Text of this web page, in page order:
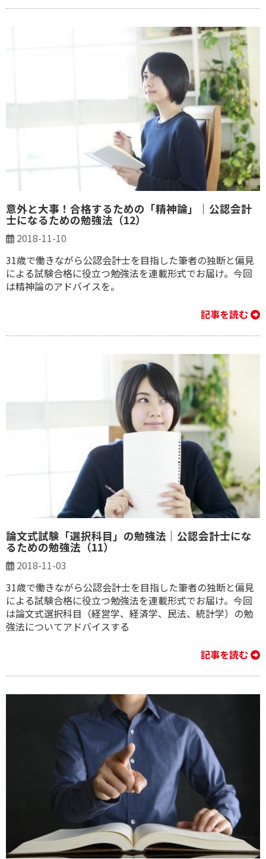
意外と大事！合格するための「精神論」｜公認会計
士になるための勉強法（12）
2018-11-10
31歳で働きながら公認会計士を目指した筆者の独断と偏見
による試験合格に役立つ勉強法を連載形式でお届け。今回
は精神論のアドバイスを。
記事を読む
論文式試験「選択科目」の勉強法｜公認会計士にな
るための勉強法（11）
2018-11-03
31歳で働きながら公認会計士を目指した筆者の独断と偏見
による試験合格に役立つ勉強法を連載形式でお届け。今回
は論文式選択科目（経営学、経済学、民法、統計学）​の勉
強法についてアドバイスする
記事を読む